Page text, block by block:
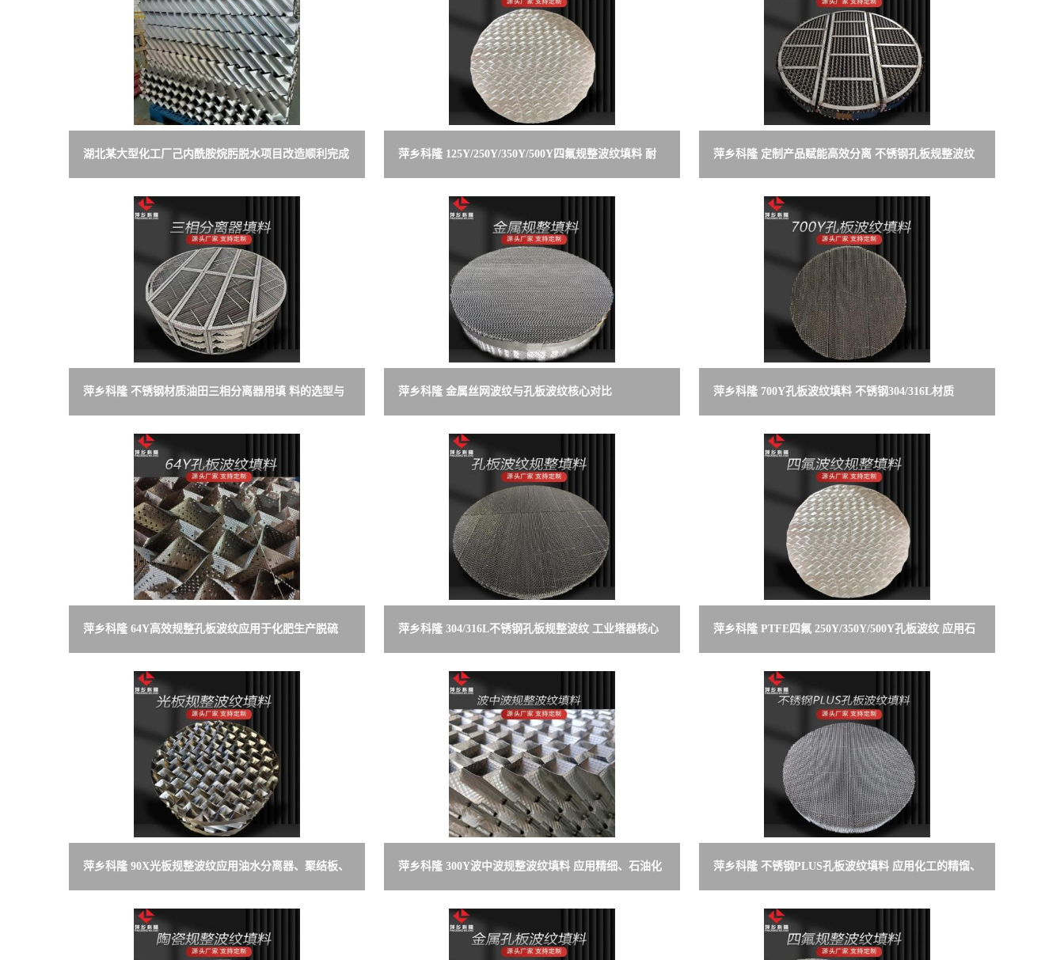
湖北某大型化工厂己内酰胺烷肟脱水项目改造顺利完成
赋能生产提质增效
萍乡科隆 125Y/250Y/350Y/500Y四氟规整波纹填料 耐
腐蚀耐高温 规格定制
萍乡科隆 定制产品赋能高效分离 不锈钢孔板规整波纹
顺利交付
萍乡科隆 不锈钢材质油田三相分离器用填 料的选型与
应用 天然气处理
萍乡科隆 金属丝网波纹与孔板波纹核心对比
250Y/350Y/450Y/CY700Y
萍乡科隆 700Y孔板波纹填料 不锈钢304/316L材质
HG/T 21559.2-2005 标准
萍乡科隆 64Y高效规整孔板波纹应用于化肥生产脱硫
塔、解析塔
萍乡科隆 304/316L不锈钢孔板规整波纹 工业塔器核心
组件 源头工厂
萍乡科隆 PTFE四氟 250Y/350Y/500Y孔板波纹 应用石
油、精细化工等
萍乡科隆 90X光板规整波纹应用油水分离器、聚结板、
汽液分离等
萍乡科隆 300Y波中波规整波纹填料 应用精细、石油化
工、化肥等行业
萍乡科隆 不锈钢PLUS孔板波纹填料 应用化工的精馏、
吸收与解吸